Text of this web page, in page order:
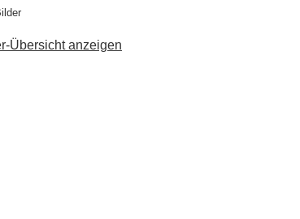
Übersicht anzeigen